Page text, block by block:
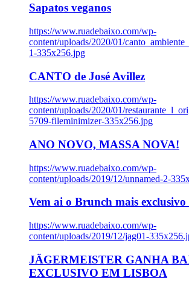
Sapatos veganos
https://www.ruadebaixo.com/wp-
content/uploads/2020/01/
1-335x256.jpg
CANTO de José Avillez
https://www.ruadebaixo.com/wp-
content/uploads/2020/01/
5709-fileminimizer-335x256.jpg
ANO NOVO, MASSA NOVA!
https://www.ruadebaixo.com/wp-
content/uploads/2019/12/unnamed-2-
Vem ai o Brunch mais exclusivo
https://www.ruadebaixo.com/wp-
content/uploads/2019/12/jag01-
JÄGERMEISTER GANHA
EXCLUSIVO EM LISBOA